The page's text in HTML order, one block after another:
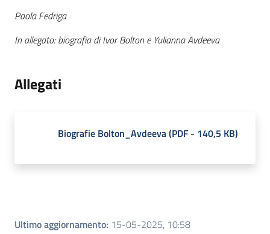
Paola Fedriga
In allegato: biografia di Ivor Bolton e Yulianna Avdeeva
Allegati
Biografie Bolton_Avdeeva(PDF - 140,5 KB)
Ultimo aggiornamento: 15-05-2025, 10:58